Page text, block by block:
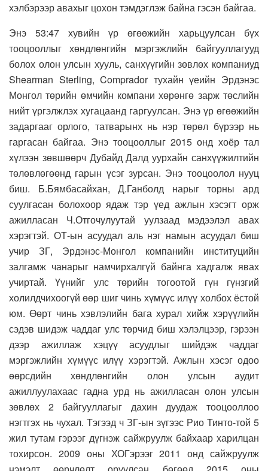
хэлбэрээр авахыг цохон тэмдэглэж байна гэсэн байгаа.
Энэ 53:47 хувийн үр өгөөжийн харьцуулсан бүх
тооцооллыг хөндлөнгийн мэргэжлийн байгууллагууд
болох олон улсын хууль, санхүүгийн зөвлөх компаниуд
Shearman Sterling, Comprador тухайн үеийн Эрдэнэс
Монгол төрийн өмчийн компани хөрөнгө зарж төслийн
нийт үргэлжлэх хугацаанд гаргуулсан. Энэ үр өгөөжийн
задаргааг орлого, татварынх нь нэр төрөл бүрээр нь
гаргасан байгаа. Энэ тооцооллыг 2015 онд хоёр тал
хүлээн зөвшөөрч Дубайд Далд уурхайн санхүүжилтийн
төлөвлөгөөнд гарын үсэг зурсан. Энэ тооцоолол нууц
биш. Б.Бямбасайхан, Д.Ганболд нарыг торны ард
суулгасан болохоор ядаж тэр үед ажлын хэсэгт орж
ажилласан Ч.Отгочулуутай уулзаад мэдээлэл авах
хэрэгтэй. ОТ-ын асуудал аль нэг намын асуудал биш
учир ЗГ, Эрдэнэс-Монгол компанийн институцийн
залгамж чанарыг намчирхалгүй байнга хадгалж явах
учиртай. Үүнийг улс төрийн тогоотой гүн гүнзгий
холилдчихоогүй өөр шиг чинь хүмүүс илүү холбох ёстой
юм. Өөрт чинь хэвлэлийн бага хурал хийж хэрүүлийн
сэдэв шидэж чаддаг улс төрчид биш хэлэлцээр, гэрээн
дээр ажиллаж хэцүү асуудлыг шийдэж чаддаг
мэргэжлийн хүмүүс илүү хэрэгтэй. Ажлын хэсэг одоо
өөрсдийн хөндлөнгийн олон улсын аудит
ажиллуулахаас гадна урд нь ажилласан олон улсын
зөвлөх 2 байгууллагыг дахин дуудаж тооцооллоо
нэгтгэх нь чухал. Тэгээд ч ЗГ-ын зүгээс Рио Тинто-той 5
жил тутам гэрээг дүгнэж сайжруулж байхаар харилцан
тохирсон. 2009 оны ХОГэрээг 2011 онд сайжруулж